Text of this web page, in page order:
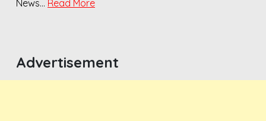
News… Read More
Advertisement